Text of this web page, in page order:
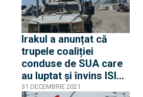
Irakul a anunțat că
trupele coaliției
conduse de SUA care
au luptat și învins ISIS
au părăsit țara
31 DECEMBRIE 2021